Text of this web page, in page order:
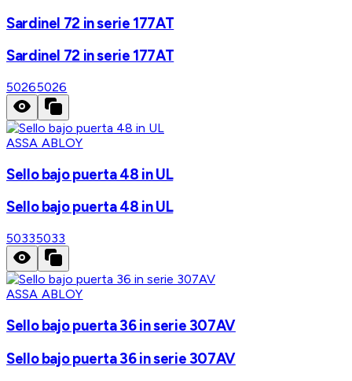
Sardinel 72 in serie 177AT
Sardinel 72 in serie 177AT
50265026
ASSA ABLOY
Sello bajo puerta 48 in UL
Sello bajo puerta 48 in UL
50335033
ASSA ABLOY
Sello bajo puerta 36 in serie 307AV
Sello bajo puerta 36 in serie 307AV